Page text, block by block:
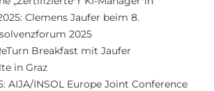
Clemens Jaufer beim 8.
2025
Breakfast mit Jaufer
in Graz
AIJA/INSOL Europe Joint Conference